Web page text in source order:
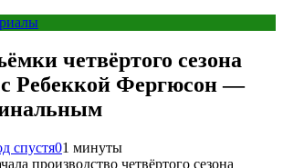
четвёртого сезона
Ребеккой Фергюсон —
спустя01 минуты
производство четвёртого сезона